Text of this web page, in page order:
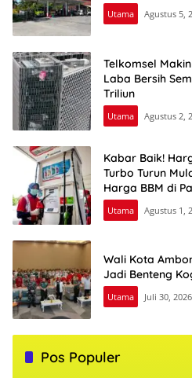
Utama Agustus 5,
Telkomsel
Laba Bersih
Triliun
Utama Agustus 2,
Kabar Baik!
Turbo Turun
Harga BBM di
Utama Agustus 1,
Wali Kota
Jadi Benteng
Utama Juli 30, 2026
Pos Populer